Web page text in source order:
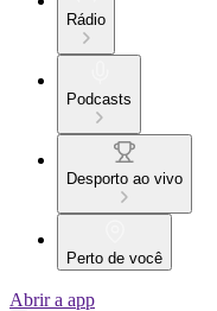
Rádio
Podcasts
Desporto ao vivo
Perto de você
Abrir a app